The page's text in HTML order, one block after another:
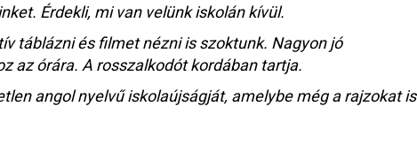
Érdekli, mi van velünk iskolán kívül.
táblázni és filmet nézni is szoktunk. Nagyon jó
az órára. A rosszalkodót kordában tartja.
angol nyelvű iskolaújságját, amelybe még a rajzokat is